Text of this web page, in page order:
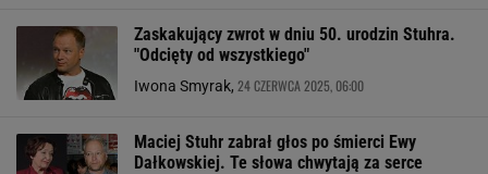
Zaskakujący zwrot w dniu 50. urodzin Stuhra.
"Odcięty od wszystkiego"
Iwona Smyrak, 24 CZERWCA 2025, 06:00
Maciej Stuhr zabrał głos po śmierci Ewy
Dałkowskiej. Te słowa chwytają za serce